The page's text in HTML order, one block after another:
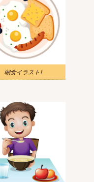
朝食イラスト1